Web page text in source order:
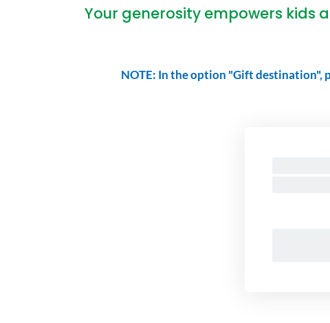
Your generosity empowers kids
NOTE: In the option "Gift destination",